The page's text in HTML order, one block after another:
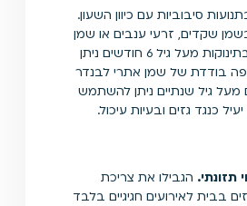
סיבוביות עם כיוון השעון.
שקדים, זרעי ענבים או שמן
שומשום חמים. בתינוקות מעל גיל 6 חודשים ניתן
בודדת של שמן אתרי לבנדר
מעל גיל שנתיים ניתן להשתמש
כנגד גזים ובעיות עיכול.
תזונתי. הגבילו את צריכת
בבית לאירועים חגיגיים בלבד